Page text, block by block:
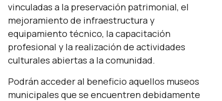
vinculadas a la preservación patrimonial, el
mejoramiento de infraestructura y
equipamiento técnico, la capacitación
profesional y la realización de actividades
culturales abiertas a la comunidad.
Podrán acceder al beneficio aquellos museos
municipales que se encuentren debidamente